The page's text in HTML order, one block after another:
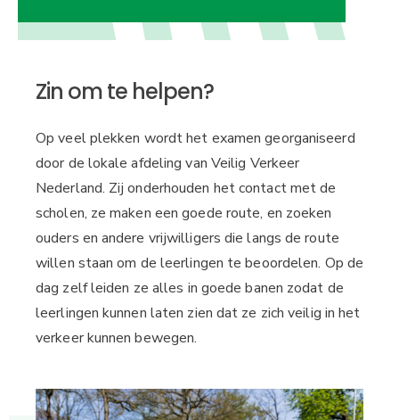
Zin om te helpen?
Op veel plekken wordt het examen georganiseerd
door de lokale afdeling van Veilig Verkeer
Nederland. Zij onderhouden het contact met de
scholen, ze maken een goede route, en zoeken
ouders en andere vrijwilligers die langs de route
willen staan om de leerlingen te beoordelen. Op de
dag zelf leiden ze alles in goede banen zodat de
leerlingen kunnen laten zien dat ze zich veilig in het
verkeer kunnen bewegen.